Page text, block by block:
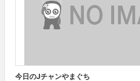
今日のJチャンやまぐち